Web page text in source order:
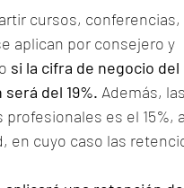
cursos,
aplican por consejero y
si la cifra de negocio
del 19%. Además, las
es el 15%, a
en cuyo caso las